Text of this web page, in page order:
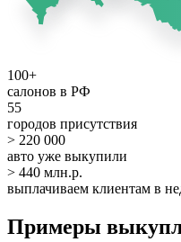
100+
салонов в РФ
55
городов присутствия
> 220 000
авто уже выкупили
> 440 млн.р.
выплачиваем клиентам в
Примеры